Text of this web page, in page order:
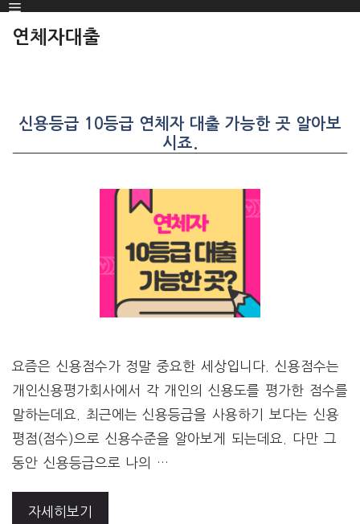
SKIP
TO
Menu
연체자대출
신용등급 10등급 연체자 대출 가능한 곳 알아보
시죠.
요즘은 신용점수가 정말 중요한 세상입니다. 신용점수는
개인신용평가회사에서 각 개인의 신용도를 평가한 점수를
말하는데요. 최근에는 신용등급을 사용하기 보다는 신용
평점(점수)으로 신용수준을 알아보게 되는데요. 다만 그
동안 신용등급으로 나의 …
자세히보기